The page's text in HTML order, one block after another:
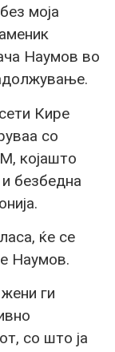
моја
Наумов во
Кире
со
којашто
безбедна
ќе се
Наумов.
ги
со што ја